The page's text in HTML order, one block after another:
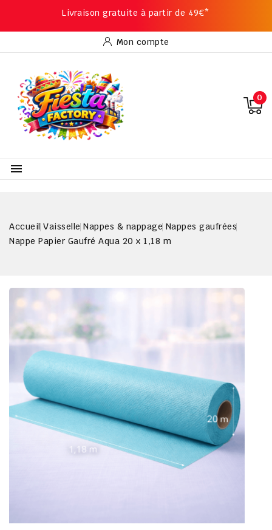
Livraison gratuite à partir de 49€*
Mon compte
0

Accueil Vaisselle Nappes & nappage Nappes gaufrées
Nappe Papier Gaufré Aqua 20 x 1,18 m